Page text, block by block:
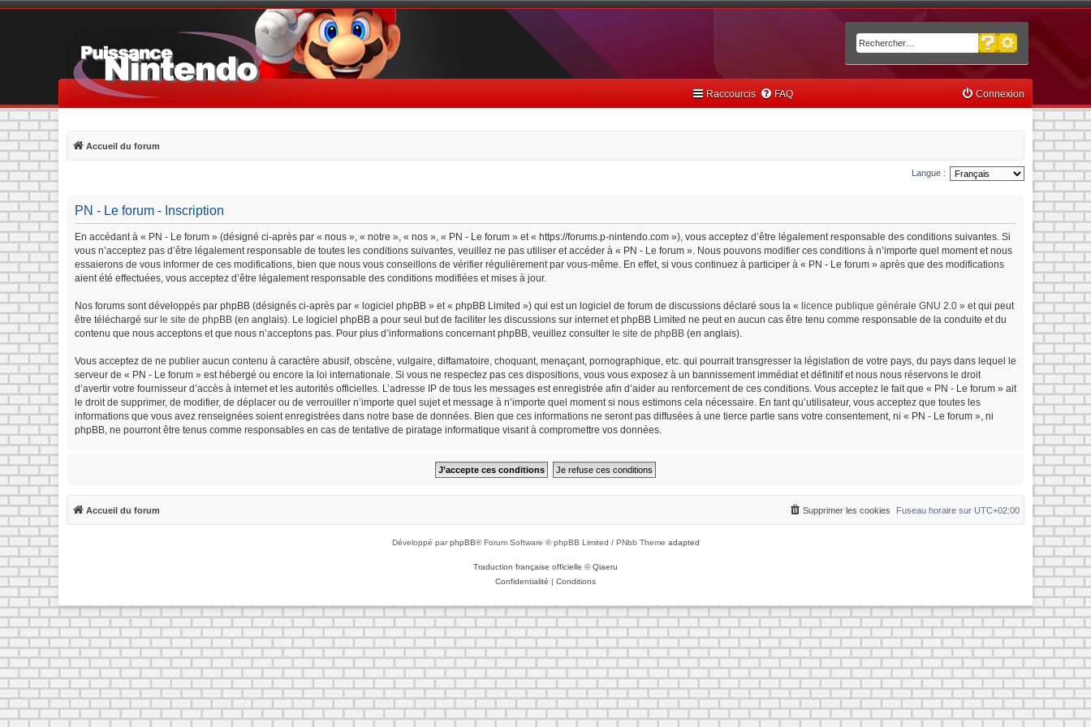
Rechercher
Recherche avancée
Raccourcis FAQ Connexion
Accueil du forum
Langue :
PN - Le forum - Inscription
En accédant à « PN - Le forum » (désigné ci-après par « nous », « notre », « nos », « PN - Le forum » et « https://forums.p-nintendo.com »), vous acceptez d’être légalement responsable des conditions suivantes. Si
vous n’acceptez pas d’être légalement responsable de toutes les conditions suivantes, veuillez ne pas utiliser et accéder à « PN - Le forum ». Nous pouvons modifier ces conditions à n’importe quel moment et nous
essaierons de vous informer de ces modifications, bien que nous vous conseillons de vérifier régulièrement par vous-même. En effet, si vous continuez à participer à « PN - Le forum » après que des modifications
aient été effectuées, vous acceptez d’être légalement responsable des conditions modifiées et mises à jour.
Nos forums sont développés par phpBB (désignés ci-après par « logiciel phpBB » et « phpBB Limited ») qui est un logiciel de forum de discussions déclaré sous la « licence publique générale GNU 2.0 » et qui peut
être téléchargé sur le site de phpBB (en anglais). Le logiciel phpBB a pour seul but de faciliter les discussions sur internet et phpBB Limited ne peut en aucun cas être tenu comme responsable de la conduite et du
contenu que nous acceptons et que nous n’acceptons pas. Pour plus d’informations concernant phpBB, veuillez consulter le site de phpBB (en anglais).
Vous acceptez de ne publier aucun contenu à caractère abusif, obscène, vulgaire, diffamatoire, choquant, menaçant, pornographique, etc. qui pourrait transgresser la législation de votre pays, du pays dans lequel le
serveur de « PN - Le forum » est hébergé ou encore la loi internationale. Si vous ne respectez pas ces dispositions, vous vous exposez à un bannissement immédiat et définitif et nous nous réservons le droit
d’avertir votre fournisseur d’accès à internet et les autorités officielles. L’adresse IP de tous les messages est enregistrée afin d’aider au renforcement de ces conditions. Vous acceptez le fait que « PN - Le forum » ait
le droit de supprimer, de modifier, de déplacer ou de verrouiller n’importe quel sujet et message à n’importe quel moment si nous estimons cela nécessaire. En tant qu’utilisateur, vous acceptez que toutes les
informations que vous avez renseignées soient enregistrées dans notre base de données. Bien que ces informations ne seront pas diffusées à une tierce partie sans votre consentement, ni « PN - Le forum », ni
phpBB, ne pourront être tenus comme responsables en cas de tentative de piratage informatique visant à compromettre vos données.
Accueil du forum Fuseau horaire sur UTC+02:00
Supprimer les cookies
Développé parphpBB® Forum Software © phpBB Limited / PNbb Theme adapted
Traduction française officielle ©Qiaeru
Confidentialité | Conditions